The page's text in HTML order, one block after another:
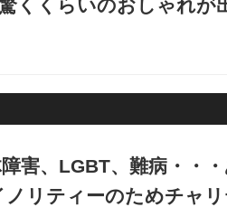
くくらいのおしゃれが
害、LGBT、難病・・
ノリティーのためチャ